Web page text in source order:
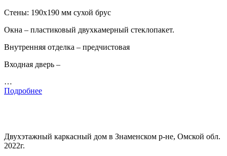
Стены: 190х190 мм сухой брус
Окна – пластиковый двухкамерный стеклопакет.
Внутренняя отделка – предчистовая
Входная дверь –
…
Подробнее
Двухэтажный каркасный дом в Знаменском р-не, Омской обл.
2022г.